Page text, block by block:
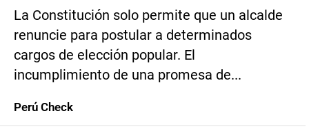
La Constitución solo permite que un alcalde
renuncie para postular a determinados
cargos de elección popular. El
incumplimiento de una promesa de...
Perú Check